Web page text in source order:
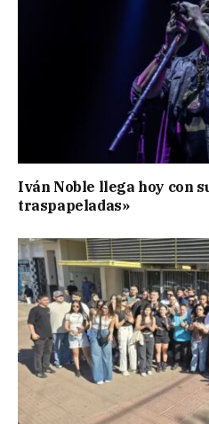
Iván Noble llega hoy con
traspapeladas»